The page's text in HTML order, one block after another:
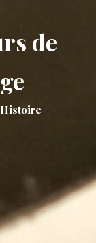
de
Histoire